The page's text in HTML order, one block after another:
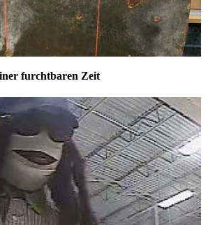
furchtbaren Zeit